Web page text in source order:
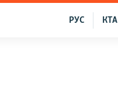
КТА
РУС